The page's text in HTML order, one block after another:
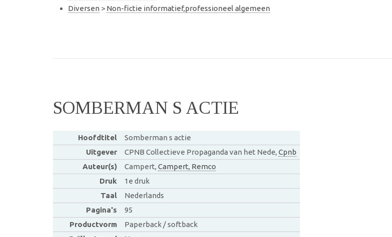
Diversen > Non-fictie informatief,professioneel algemeen
SOMBERMAN S ACTIE
Hoofdtitel
Somberman s actie
Uitgever
CPNB Collectieve Propaganda van het Nede, Cpnb
Auteur(s)
Campert, Campert, Remco
Druk
1e druk
Taal
Nederlands
Pagina's
95
Productvorm
Paperback / softback